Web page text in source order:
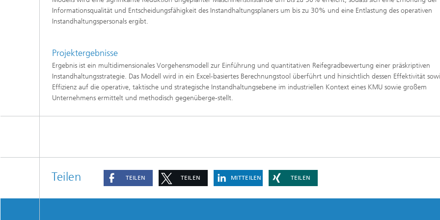
Informationsqualität und Entscheidungsfähigkeit des Instandhaltungsplaners um bis zu 30% und eine Entlastung des operativen
Instandhaltungspersonals ergibt.
Projektergebnisse
Ergebnis ist ein multidimensionales Vorgehensmodell zur Einführung und quantitativen Reifegradbewertung einer präskriptiven
Instandhaltungsstrategie. Das Modell wird in ein Excel-basiertes Berechnungstool überführt und hinsichtlich dessen Effektivität
Effizienz auf die operative, taktische und strategische Instandhaltungsebene im industriellen Kontext eines KMU sowie großem
Unternehmens ermittelt und methodisch gegenüberge-stellt.
Teilen TEILEN TEILEN MITTEILEN TEILEN